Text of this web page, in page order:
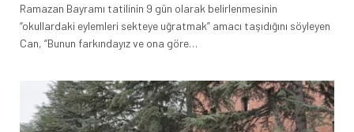
Ramazan Bayramı tatilinin 9 gün olarak belirlenmesinin
“okullardaki eylemleri sekteye uğratmak” amacı taşıdığını söyleyen
Can, “Bunun farkındayız ve ona göre…